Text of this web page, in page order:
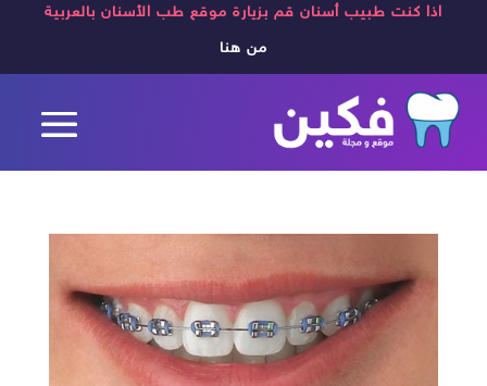
اذا كنت طبيب أسنان قم بزيارة موقع طب الأسنان بالعربية
من هنا